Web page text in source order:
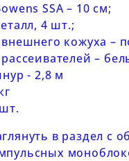
SSA – 10 см;
4 шт.;
кожуха –
–
- 2,8 м
в раздел с